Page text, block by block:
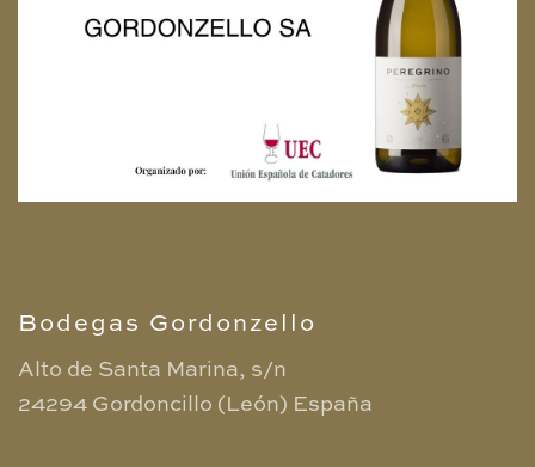
Bodegas Gordonzello
Alto de Santa Marina, s/n
24294 Gordoncillo (León) España